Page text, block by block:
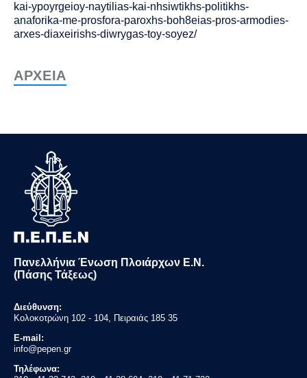
kai-ypoyrgeioy-naytilias-kai-nhsiwtikhs-politikhs-
anaforika-me-prosfora-paroxhs-boh8eias-pros-armodies-
arxes-diaxeirishs-diwrygas-toy-soyez/
ΑΡΧΕΙΑ
Πανελλήνια Ένωση Πλοιάρχων Ε.Ν.
(Πάσης Τάξεως)
Διεύθυνση:
Κολοκοτρώνη 102 - 104, Πειραιάς 185 35
E-mail:
info@pepen.gr
Τηλέφωνα: